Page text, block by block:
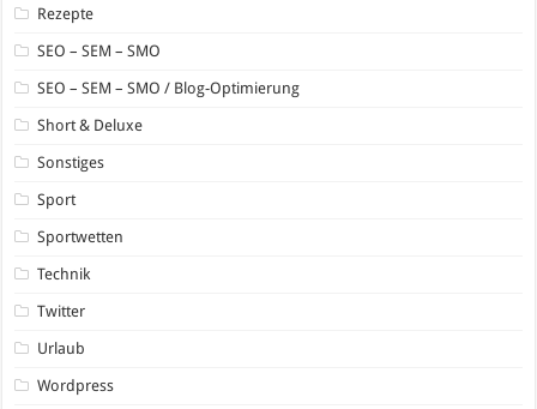
Rezepte
SEO – SEM – SMO
SEO – SEM – SMO / Blog-Optimierung
Short & Deluxe
Sonstiges
Sport
Sportwetten
Technik
Twitter
Urlaub
Wordpress